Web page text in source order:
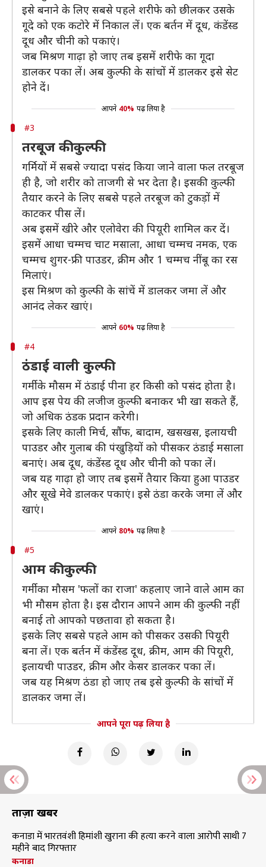
इसे बनाने के लिए सबसे पहले शरीफे को छीलकर उसके
गूदे को एक कटोरे में निकाल लें। एक बर्तन में दूध, कंडेंस्ड
दूध और चीनी को पकाएं।
जब मिश्रण गाढ़ा हो जाए तब इसमें शरीफे का गूदा
डालकर पका लें। अब कुल्फी के सांचों में डालकर इसे सेट
होने दें।
आपने 40% पढ़ लिया है
#3
तरबूज की कुल्फी
गर्मियों में सबसे ज्यादा पसंद किया जाने वाला फल तरबूज
ही है, जो शरीर को ताजगी से भर देता है। इसकी कुल्फी
तैयार करने के लिए सबसे पहले तरबूज को टुकड़ों में
काटकर पीस लें।
अब इसमें खीरे और एलोवेरा की पियूरी शामिल कर दें।
इसमें आधा चम्मच चाट मसाला, आधा चम्मच नमक, एक
चम्मच शुगर-फ्री पाउडर, क्रीम और 1 चम्मच नींबू का रस
मिलाएं।
इस मिश्रण को कुल्फी के सांचें में डालकर जमा लें और
आनंद लेकर खाएं।
आपने 60% पढ़ लिया है
#4
ठंडाई वाली कुल्फी
गर्मी के मौसम में ठंडाई पीना हर किसी को पसंद होता है।
आप इस पेय की लजीज कुल्फी बनाकर भी खा सकते हैं,
जो अधिक ठंडक प्रदान करेगी।
इसके लिए काली मिर्च, सौंफ, बादाम, खसखस, इलायची
पाउडर और गुलाब की पंखुड़ियों को पीसकर ठंडाई मसाला
बनाएं। अब दूध, कंडेंस्ड दूध और चीनी को पका लें।
जब यह गाढ़ा हो जाए तब इसमें तैयार किया हुआ पाउडर
और सूखे मेवे डालकर पकाएं। इसे ठंडा करके जमा लें और
खाएं।
आपने 80% पढ़ लिया है
#5
आम की कुल्फी
गर्मी का मौसम 'फलों का राजा' कहलाए जाने वाले आम का
भी मौसम होता है। इस दौरान आपने आम की कुल्फी नहीं
बनाई तो आपको पछतावा हो सकता है।
इसके लिए सबसे पहले आम को पीसकर उसकी पियूरी
बना लें। एक बर्तन में कंडेंस्ड दूध, क्रीम, आम की पियूरी,
इलायची पाउडर, क्रीम और केसर डालकर पका लें।
जब यह मिश्रण ठंडा हो जाए तब इसे कुल्फी के सांचों में
डालकर जमा लें।
आपने पूरा पढ़ लिया है
ताज़ा खबरें
कनाडा में भारतवंशी हिमांशी खुराना की हत्या करने वाला आरोपी साथी 7
महीने बाद गिरफ्तार
कनाडा